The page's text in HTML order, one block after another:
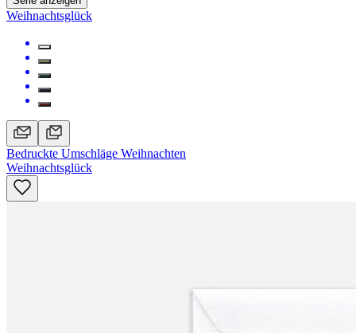
Weihnachtsglück
Bedruckte Umschläge Weihnachten
Weihnachtsglück